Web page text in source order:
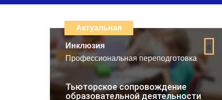
дистанционных
образовательных
программ
повышения
Актуальная
4
Инклюзия
Профессиональная переподготовка
Тьюторское сопровождение
образовательной деятельности